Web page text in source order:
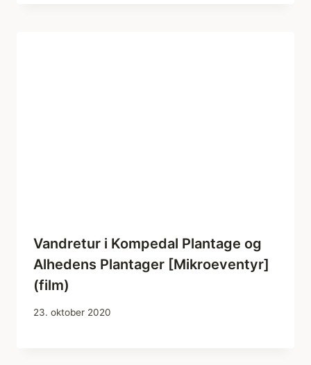
Vandretur i Kompedal Plantage og
Alhedens Plantager [Mikroeventyr]
(film)
23. oktober 2020